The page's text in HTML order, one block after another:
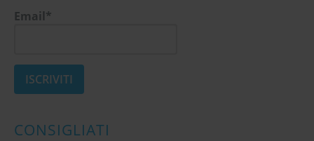
Email*
CONSIGLIATI